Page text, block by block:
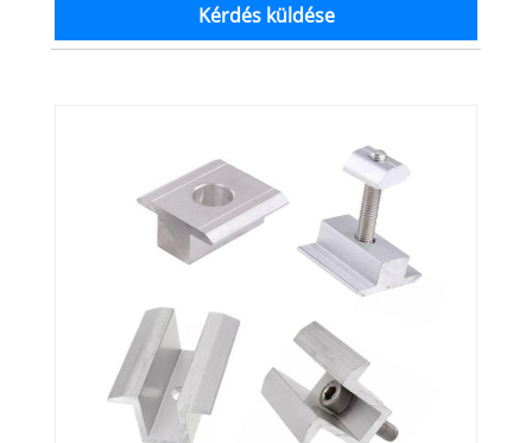
Kérdés küldése